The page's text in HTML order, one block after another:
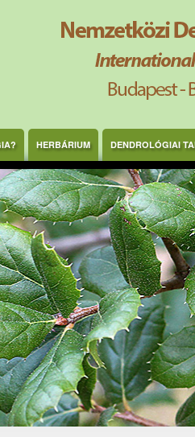
HERBÁRIUM DENDROLÓGIAI